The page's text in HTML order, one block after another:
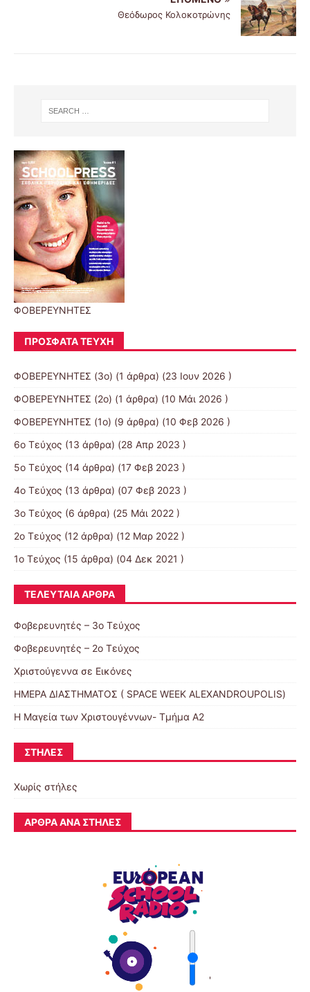
Θεόδωρος Κολοκοτρώνης
ΦΟΒΕΡΕΥΝΗΤΕΣ
ΠΡΌΣΦΑΤΑ ΤΕΎΧΗ
ΦΟΒΕΡΕΥΝΗΤΕΣ (3ο) (1 άρθρα) (23 Ιουν 2026 )
ΦΟΒΕΡΕΥΝΗΤΕΣ (2ο) (1 άρθρα) (10 Μάι 2026 )
ΦΟΒΕΡΕΥΝΗΤΕΣ (1ο) (9 άρθρα) (10 Φεβ 2026 )
6ο Τεύχος (13 άρθρα) (28 Απρ 2023 )
5o Τεύχος (14 άρθρα) (17 Φεβ 2023 )
4o Τεύχος (13 άρθρα) (07 Φεβ 2023 )
3ο Τεύχος (6 άρθρα) (25 Μάι 2022 )
2o Τεύχος (12 άρθρα) (12 Μαρ 2022 )
1ο Τεύχος (15 άρθρα) (04 Δεκ 2021 )
ΤΕΛΕΥΤΑΊΑ ΆΡΘΡΑ
Φοβερευνητές – 3o Τεύχος
Φοβερευνητές – 2o Τεύχος
Χριστούγεννα σε Εικόνες
ΗΜΕΡΑ ΔΙΑΣΤΗΜΑΤΟΣ ( SPACE WEEK ALEXANDROUPOLIS)
Η Μαγεία των Χριστουγέννων- Τμήμα Α2
ΣΤΉΛΕΣ
Χωρίς στήλες
ΆΡΘΡΑ ΑΝΆ ΣΤΉΛΕΣ
'